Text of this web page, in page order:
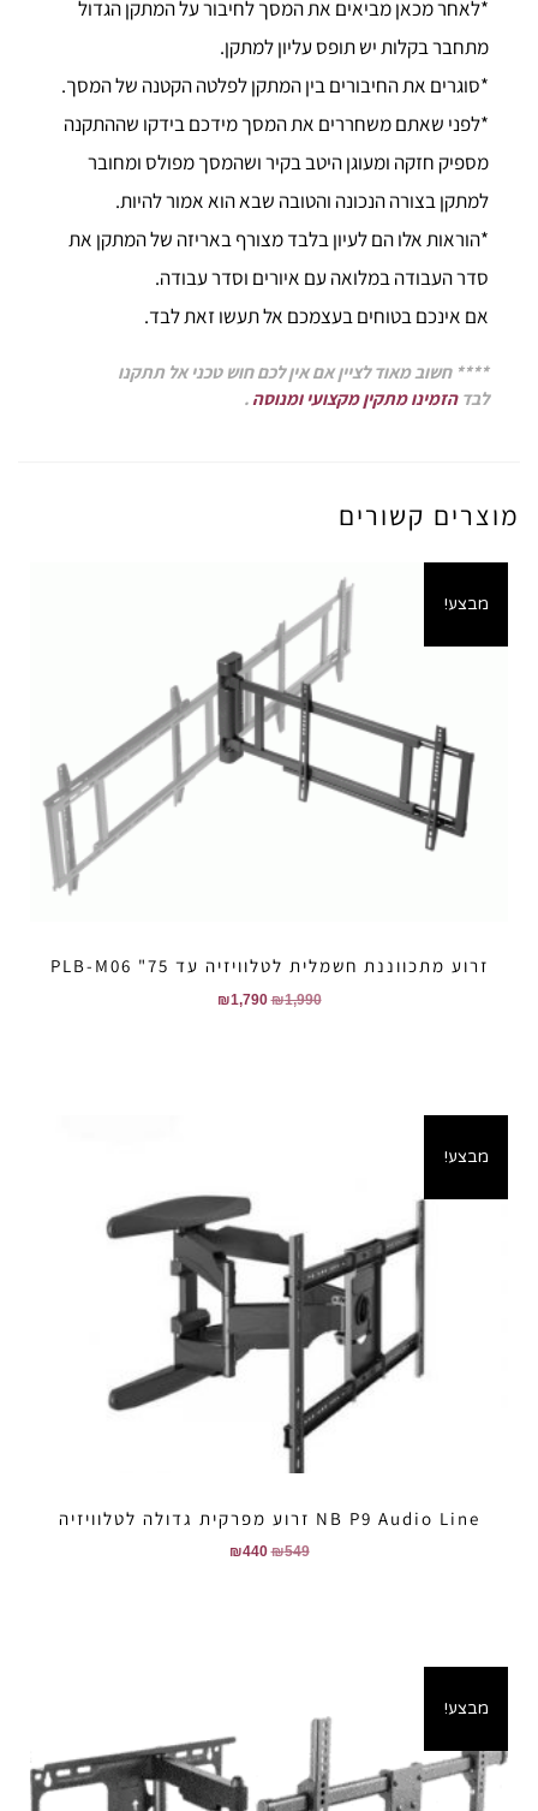
*לאחר מכאן מביאים את המסך לחיבור על המתקן הגדול
מתחבר בקלות יש תופס עליון למתקן.
*סוגרים את החיבורים בין המתקן לפלטה הקטנה של המסך.
*לפני שאתם משחררים את המסך מידכם בידקו שההתקנה
מספיק חזקה ומעוגן היטב בקיר ושהמסך מפולס ומחובר
למתקן בצורה הנכונה והטובה שבא הוא אמור להיות.
*הוראות אלו הם לעיון בלבד מצורף באריזה של המתקן את
סדר העבודה במלואה עם איורים וסדר עבודה.
אם אינכם בטוחים בעצמכם אל תעשו זאת לבד.
**** חשוב מאוד לציין אם אין לכם חוש טכני אל תתקנו
לבדהזמינו מתקין מקצועי ומנוסה.
מוצרים קשורים
מבצע!
זרוע מתכווננת חשמלית לטלוויזיה עד 75" PLB-M06
₪1,990
₪1,790
מבצע!
NB P9 Audio Line זרוע מפרקית גדולה לטלוויזיה
₪549
₪440
מבצע!